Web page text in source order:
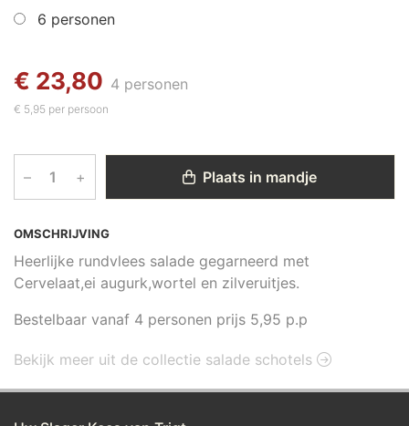
OMSCHRIJVING
Heerlijke rundvlees salade gegarneerd met
Cervelaat,ei augurk,wortel en zilveruitjes.
Bestelbaar vanaf 4 personen prijs 5,95 p.p
6 personen
€ 23,80 4 personen
€ 5,95 per persoon
– + Plaats in mandje
Bekijk meer uit de collectie salade schotels